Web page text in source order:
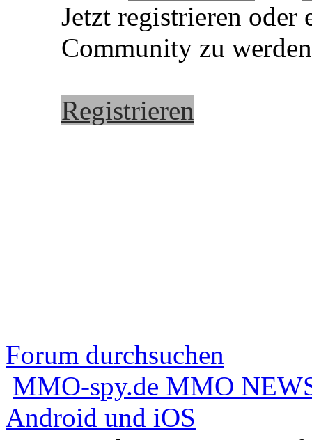
Jetzt registrieren
Community zu
Registrieren
Forum durchsuchen
MMO-spy.de MMO
Android und iOS